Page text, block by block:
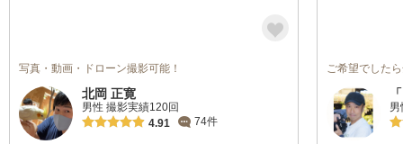
写真・動画・ドローン撮影可能！
北岡 正寛
男性 撮影実績120回
4.91
74件
ご希望でした